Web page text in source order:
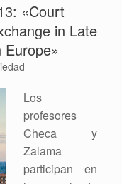
«Court
in Late
Los
profesores
Checa y
Zalama
participan en